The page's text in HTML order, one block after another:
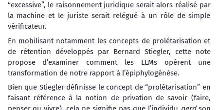
“excessive”, le raisonnement juridique serait alors réalisé par
la machine et le juriste serait relégué à un rôle de simple
vérificateur.
En mobilisant notamment les concepts de prolétarisation et
de rétention développés par Bernard Stiegler, cette note
propose d’examiner comment les LLMs opèrent une
transformation de notre rapport à l’épiphylogénèse.
Bien que Stiegler définisse le concept de “prolétarisation” en
faisant référence à la notion de privation de savoir (faire,